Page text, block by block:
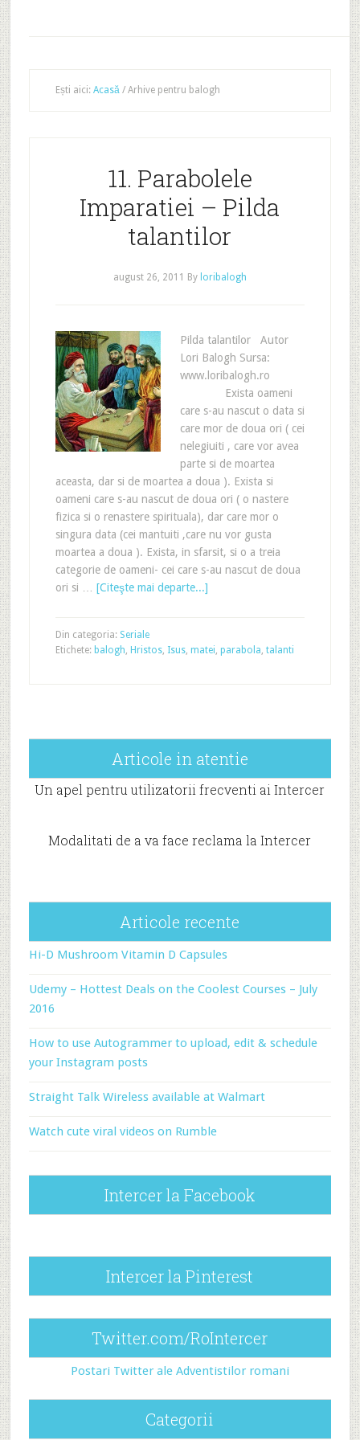
Ești aici: Acasă /Arhive pentru balogh
11. Parabolele
Imparatiei – Pilda
talantilor
august 26, 2011 By loribalogh
Pilda talantilor Autor
Lori Balogh Sursa:
www.loribalogh.ro
Exista oameni
care s-au nascut o data si
care mor de doua ori ( cei
nelegiuiti , care vor avea
parte si de moartea
aceasta, dar si de moartea a doua ). Exista si
oameni care s-au nascut de doua ori ( o nastere
fizica si o renastere spirituala), dar care mor o
singura data (cei mantuiti ,care nu vor gusta
moartea a doua ). Exista, in sfarsit, si o a treia
categorie de oameni- cei care s-au nascut de doua
ori si … [Citeşte mai departe...]
Din categoria: Seriale
Etichete: balogh, Hristos, Isus, matei, parabola, talanti
Articole in atentie
Un apel pentru utilizatorii frecventi ai Intercer
Modalitati de a va face reclama la Intercer
Articole recente
Hi-D Mushroom Vitamin D Capsules
Udemy – Hottest Deals on the Coolest Courses – July
2016
How to use Autogrammer to upload, edit & schedule
your Instagram posts
Straight Talk Wireless available at Walmart
Watch cute viral videos on Rumble
Intercer la Facebook
Intercer la Pinterest
Twitter.com/RoIntercer
Postari Twitter ale Adventistilor romani
Categorii